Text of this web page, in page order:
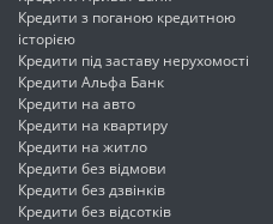
Кредити з поганою кредитною
історією
Кредити під заставу нерухомості
Кредити Альфа Банк
Кредити на авто
Кредити на квартиру
Кредити на житло
Кредити без відмови
Кредити без дзвінків
Кредити без відсотків